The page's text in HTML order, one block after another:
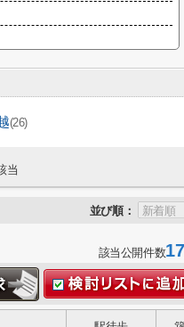
(26)
当
並び順：
該当公開件数17